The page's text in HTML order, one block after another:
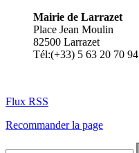
Mairie de Larrazet
Place Jean Moulin
82500 Larrazet
Tél:(+33) 5 63 20 70 94
Flux RSS
Recommander la page